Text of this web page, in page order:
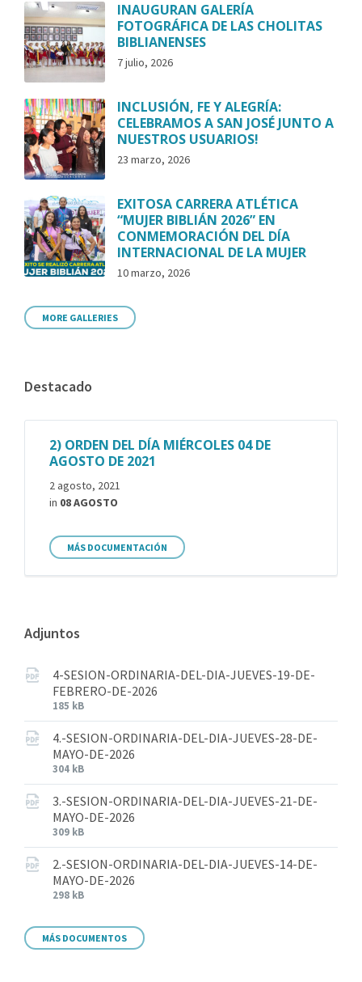
INAUGURAN GALERÍA
FOTOGRÁFICA DE LAS CHOLITAS
BIBLIANENSES
7 julio, 2026
INCLUSIÓN, FE Y ALEGRÍA:
CELEBRAMOS A SAN JOSÉ JUNTO A
NUESTROS USUARIOS!
23 marzo, 2026
EXITOSA CARRERA ATLÉTICA
“MUJER BIBLIÁN 2026” EN
CONMEMORACIÓN DEL DÍA
INTERNACIONAL DE LA MUJER
10 marzo, 2026
MORE GALLERIES
Destacado
2) ORDEN DEL DÍA MIÉRCOLES 04 DE
AGOSTO DE 2021
2 agosto, 2021
in 08 AGOSTO
MÁS DOCUMENTACIÓN
Adjuntos
4-SESION-ORDINARIA-DEL-DIA-JUEVES-19-DE-
FEBRERO-DE-2026
185 kB
4.-SESION-ORDINARIA-DEL-DIA-JUEVES-28-DE-
MAYO-DE-2026
304 kB
3.-SESION-ORDINARIA-DEL-DIA-JUEVES-21-DE-
MAYO-DE-2026
309 kB
2.-SESION-ORDINARIA-DEL-DIA-JUEVES-14-DE-
MAYO-DE-2026
298 kB
MÁS DOCUMENTOS